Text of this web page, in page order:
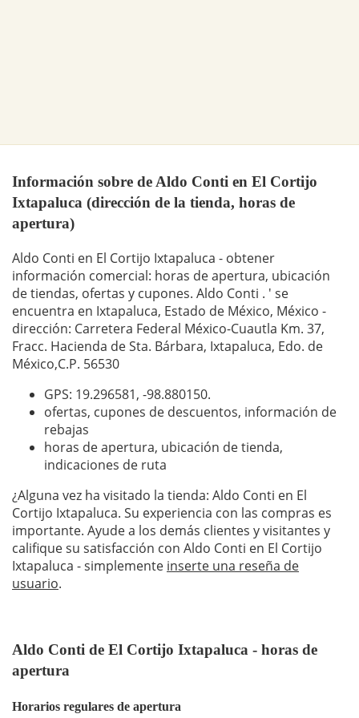
Información sobre de Aldo Conti en El Cortijo
Ixtapaluca (dirección de la tienda, horas de
apertura)
Aldo Conti en El Cortijo Ixtapaluca - obtener
información comercial: horas de apertura, ubicación
de tiendas, ofertas y cupones. Aldo Conti . ' se
encuentra en Ixtapaluca, Estado de México, México -
dirección: Carretera Federal México-Cuautla Km. 37,
Fracc. Hacienda de Sta. Bárbara, Ixtapaluca, Edo. de
México,C.P. 56530
GPS: 19.296581, -98.880150.
ofertas, cupones de descuentos, información de
rebajas
horas de apertura, ubicación de tienda,
indicaciones de ruta
¿Alguna vez ha visitado la tienda: Aldo Conti en El
Cortijo Ixtapaluca. Su experiencia con las compras es
importante. Ayude a los demás clientes y visitantes y
califique su satisfacción con Aldo Conti en El Cortijo
Ixtapaluca - simplemente inserte una reseña de
usuario.
Aldo Conti de El Cortijo Ixtapaluca - horas de
apertura
Horarios regulares de apertura